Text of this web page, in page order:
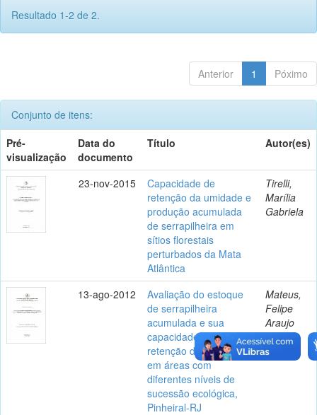
Resultado 1-2 de 2.
Anterior 1 Póximo
Conjunto de itens:
Pré-
visualização
Data do
documento
Título Autor(es)
23-nov-2015
Capacidade de
retenção da umidade e
produção acumulada
de serrapilheira em
sítios florestais
perturbados da Mata
Atlântica
Tirelli,
Marília
Gabriela
13-ago-2012
Avaliação do estoque
de serrapilheira
acumulada e sua
capacidade de
retenção de umidade
em áreas com
diferentes níveis de
sucessão ecológica,
Pinheiral-RJ
Mateus,
Felipe
Araujo